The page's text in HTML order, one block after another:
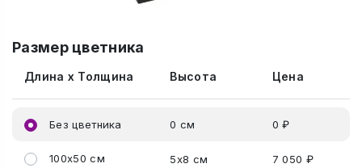
Размер цветника
Длина x Толщина Высота Цена
Без цветника 0 см 0 ₽
100x50 см 5x8 см 7 050 ₽